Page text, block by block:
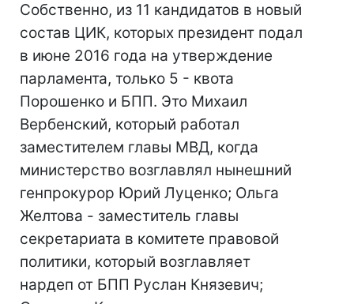
Собственно, из 11 кандидатов в новый
состав ЦИК, которых президент подал
в июне 2016 года на утверждение
парламента, только 5 - квота
Порошенко и БПП. Это Михаил
Вербенский, который работал
заместителем главы МВД, когда
министерство возглавлял нынешний
генпрокурор Юрий Луценко; Ольга
Желтова - заместитель главы
секретариата в комитете правовой
политики, который возглавляет
нардеп от БПП Руслан Князевич;